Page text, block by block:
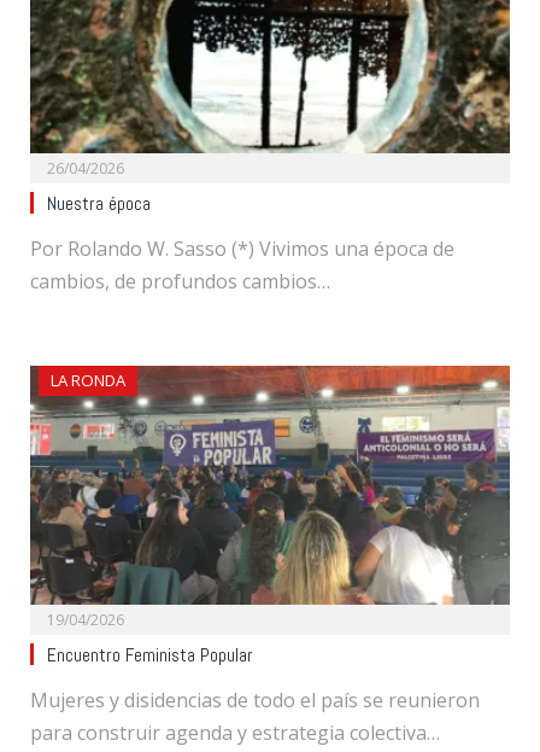
26/04/2026
Nuestra época
Por Rolando W. Sasso (*) Vivimos una época de
cambios, de profundos cambios…
LA RONDA
19/04/2026
Encuentro Feminista Popular
Mujeres y disidencias de todo el país se reunieron
para construir agenda y estrategia colectiva…